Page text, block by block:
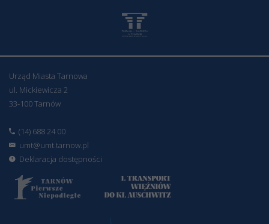
Urząd Miasta Tarnowa
ul. Mickiewicza 2
33-100 Tarnów
(14) 688 24 00
umt@umt.tarnow.pl
Deklaracja dostępności